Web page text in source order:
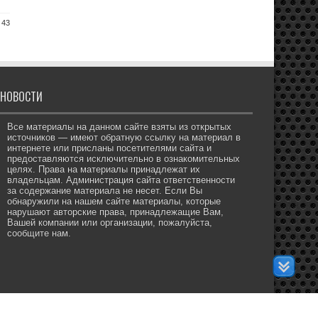
43
НОВОСТИ
Все материалы на данном сайте взяты из открытых
источников — имеют обратную ссылку на материал в
интернете или присланы посетителями сайта и
предоставляются исключительно в ознакомительных
целях. Права на материалы принадлежат их
владельцам. Администрация сайта ответственности
за содержание материала не несет. Если Вы
обнаружили на нашем сайте материалы, которые
нарушают авторские права, принадлежащие Вам,
Вашей компании или организации, пожалуйста,
сообщите нам.